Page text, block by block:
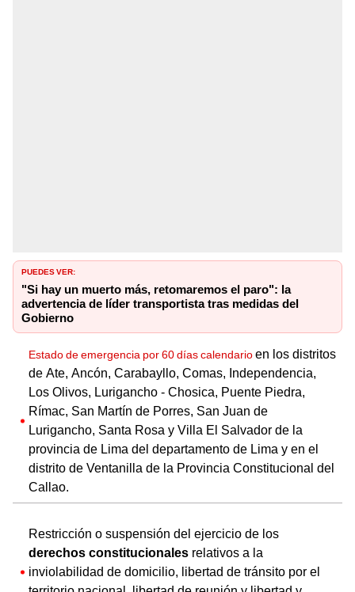
PUEDES VER:
"Si hay un muerto más, retomaremos el paro": la
advertencia de líder transportista tras medidas del
Gobierno
Estado de emergencia por 60 días calendarioen los distritos
de Ate, Ancón, Carabayllo, Comas, Independencia,
Los Olivos, Lurigancho - Chosica, Puente Piedra,
Rímac, San Martín de Porres, San Juan de
Lurigancho, Santa Rosa y Villa El Salvador de la
provincia de Lima del departamento de Lima y en el
distrito de Ventanilla de la Provincia Constitucional del
Callao.
Restricción o suspensión del ejercicio de los
derechos constitucionales relativos a la
inviolabilidad de domicilio, libertad de tránsito por el